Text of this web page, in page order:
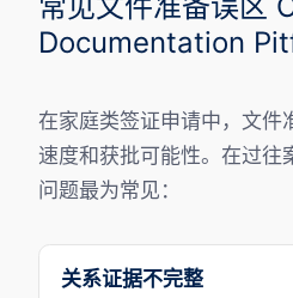
Documentation
在家庭类签证申请中，文件
速度和获批可能性。在过往
问题最为常见：
关系证据不完整